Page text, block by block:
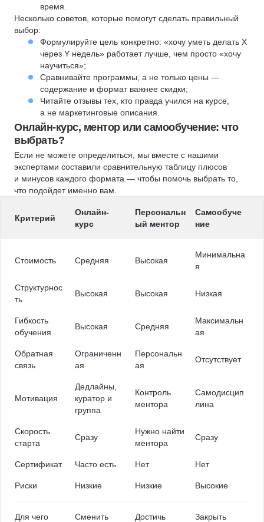
время.
Несколько советов, которые помогут сделать правильный
выбор:
Формулируйте цель конкретно: «хочу уметь делать X
через Y недель» работает лучше, чем просто «хочу
научиться»;
Сравнивайте программы, а не только цены —
содержание и формат важнее скидки;
Читайте отзывы тех, кто правда учился на курсе,
а не маркетинговые описания.
Онлайн-курс, ментор или самообучение: что
выбрать?
Если не можете определиться, мы вместе с нашими
экспертами составили сравнительную таблицу плюсов
и минусов каждого формата — чтобы помочь выбрать то,
что подойдет именно вам.
Критерий
Онлайн-
курс
Персональн
ый ментор
Самообуче
ние
Стоимость Средняя Высокая
Минимальна
я
Структурнос
ть
Высокая Высокая Низкая
Гибкость
обучения
Высокая Средняя
Максимальн
ая
Обратная
связь
Ограниченн
ая
Персональн
ая
Отсутствует
Мотивация
Дедлайны,
куратор и
группа
Контроль
ментора
Самодисцип
лина
Скорость
старта
Сразу
Нужно найти
ментора
Сразу
Сертификат Часто есть Нет Нет
Риски Низкие Низкие Высокие
Для чего
Сменить
Достичь
Закрыть